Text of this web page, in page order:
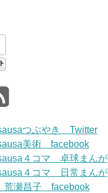
つぶやき Twitter
美術 facebook
４コマ 卓球まんが
４コマ 日常まんが
荒瀬昌子 facebook